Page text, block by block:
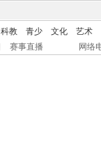
科教 青少 文化
艺术
赛事直播 网络